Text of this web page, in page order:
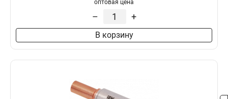
оптовая цена
– +
В корзину